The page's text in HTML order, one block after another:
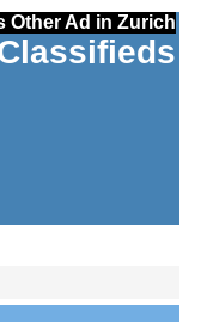
Other Ad in Zurich